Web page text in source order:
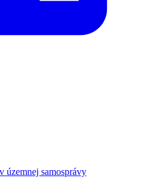
územnej samosprávy